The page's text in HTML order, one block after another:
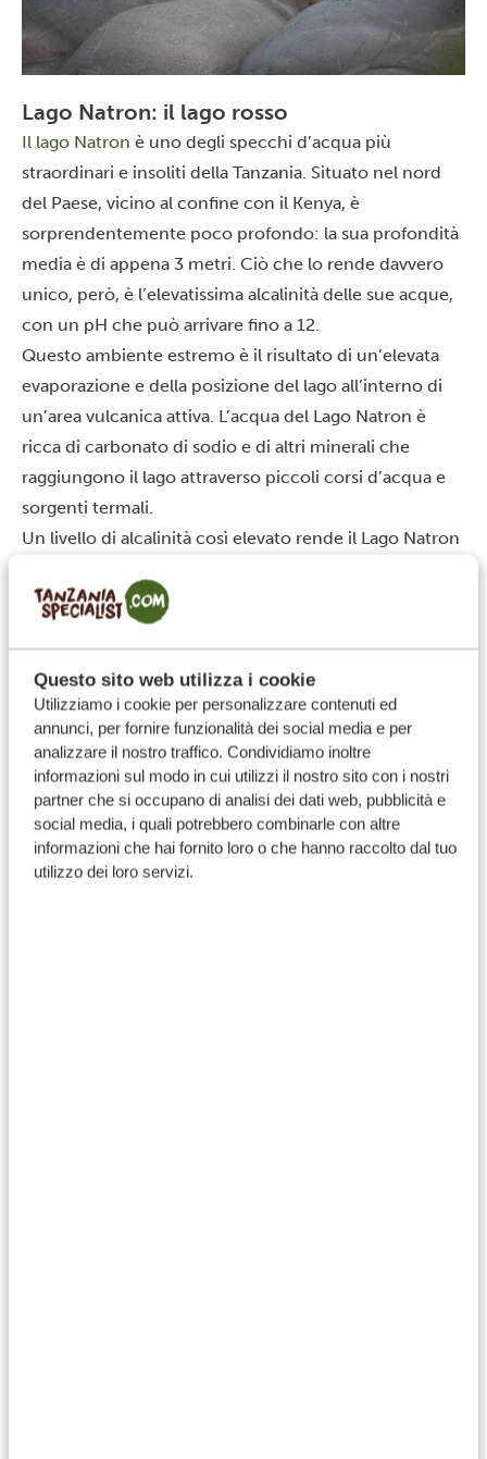
Questo sito web utilizza i cookie
Utilizziamo i cookie per personalizzare contenuti ed
annunci, per fornire funzionalità dei social media e per
analizzare il nostro traffico. Condividiamo inoltre
informazioni sul modo in cui utilizzi il nostro sito con i nostri
partner che si occupano di analisi dei dati web, pubblicità e
social media, i quali potrebbero combinarle con altre
informazioni che hai fornito loro o che hanno raccolto dal tuo
utilizzo dei loro servizi.
Lago Natron: il lago rosso
Il lago Natron è uno degli specchi d’acqua più
straordinari e insoliti della Tanzania. Situato nel nord
del Paese, vicino al confine con il Kenya, è
sorprendentemente poco profondo: la sua profondità
media è di appena 3 metri. Ciò che lo rende davvero
unico, però, è l’elevatissima alcalinità delle sue acque,
con un pH che può arrivare fino a 12.
Questo ambiente estremo è il risultato di un’elevata
evaporazione e della posizione del lago all’interno di
un’area vulcanica attiva. L’acqua del Lago Natron è
ricca di carbonato di sodio e di altri minerali che
raggiungono il lago attraverso piccoli corsi d’acqua e
sorgenti termali.
Un livello di alcalinità così elevato rende il Lago Natron
Eppure, alcuni organismi sono riusciti ad adattarsi in
modo sorprendente a queste condizioni estreme.
sono responsabili delle intense sfumature rosso-
arancioni che lo caratterizzano. Questa alga è in grado
di sopravvivere anche a una completa disidratazione e
di tornare attiva quando l’acqua ritorna.
I pesci tilapia vivono soprattutto vicino alle sorgenti di
acqua dolce, dove l’alcalinità è più bassa. Uno strato di
muco che ricopre il loro corpo li protegge dal calore e